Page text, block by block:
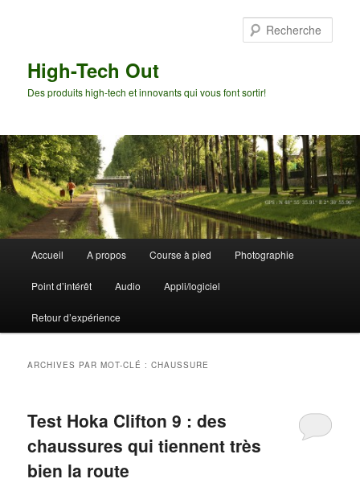
High-Tech Out
Des produits high-tech et innovants qui vous font sortir!
principal
Accueil A propos Course à pied Photographie
Point d’intérêt Audio Appli/logiciel
Retour d’expérience
ARCHIVES PAR MOT-CLÉ :CHAUSSURE
Test Hoka Clifton 9 : des
chaussures qui tiennent très
bien la route